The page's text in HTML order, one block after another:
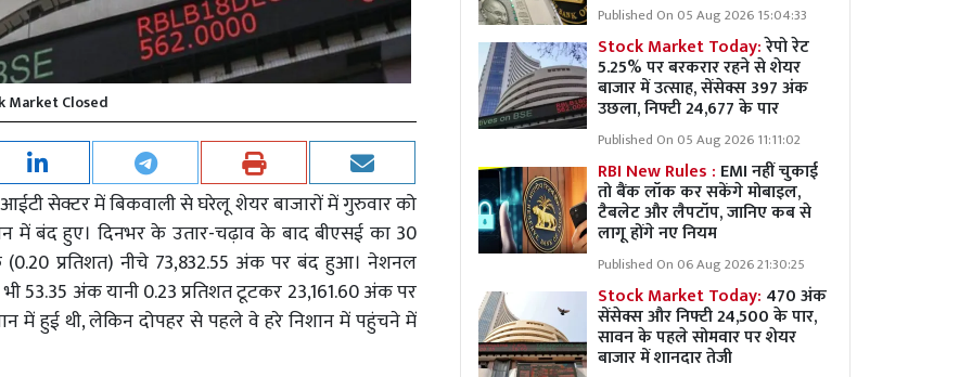
Market Closed
सेक्टर में बिकवाली से घरेलू शेयर बाजारों में गुरुवार को
में बंद हुए। दिनभर के उतार-चढ़ाव के बाद बीएसई का 30
प्रतिशत) नीचे 73,832.55 अंक पर बंद हुआ। नेशनल
अंक यानी 0.23 प्रतिशत टूटकर 23,161.60 अंक पर
में हुई थी, लेकिन दोपहर से पहले वे हरे निशान में पहुंचने में
Published On 05 Aug 2026 15:04:33
Stock Market Today:रेपो रेट
5.25% पर बरकरार रहने से शेयर
बाजार में उत्साह, सेंसेक्स 397 अंक
उछला, निफ्टी 24,677 के पार
Published On 05 Aug 2026 11:11:02
RBI New Rules : EMI नहीं चुकाई
तो बैंक लॉक कर सकेंगे मोबाइल,
टैबलेट और लैपटॉप, जानिए कब से
लागू होंगे नए नियम
Published On 06 Aug 2026 21:30:25
Stock Market Today: 470 अंक
सेंसेक्स और निफ्टी 24,500 के पार,
सावन के पहले सोमवार पर शेयर
बाजार में शानदार तेजी